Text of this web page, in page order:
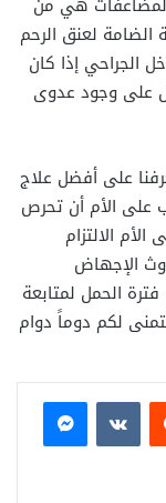
الضامة لعنق الرحم
الجراحي إذا كان
على وجود عدوى
على أفضل علاج
على الأم أن تحرص
الالتزام
الإجهاض
الحمل لمتابعة
لكم دوماً دوام
ماسنجر